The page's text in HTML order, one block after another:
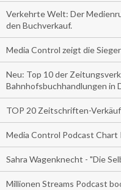
Verkehrte Welt: Der
den Buchverkauf.
Media Control zeigt die
Neu: Top 10 der
Bahnhofsbuchhandlungen in
TOP 20 Zeitschriften-
Media Control Podcast Chart
Sahra Wagenknecht - "Die
Millionen Streams Podcast